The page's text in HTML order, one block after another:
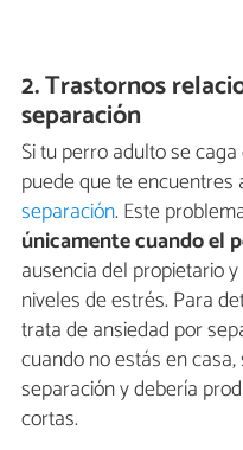
2. Trastornos
separación
Si tu perro adulto se
puede que te encuentres
separación. Este
únicamente cuando el
ausencia del propietario
niveles de estrés. Para
trata de ansiedad por
cuando no estás en
separación y debería
cortas.